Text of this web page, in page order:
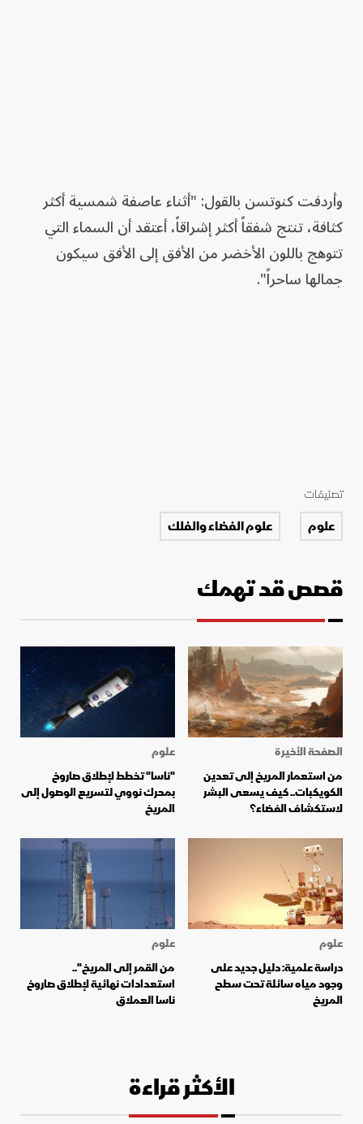
وأردفت كنوتسن بالقول: "أثناء عاصفة شمسية أكثر
كثافة، تنتج شفقاً أكثر إشراقاً، أعتقد أن السماء التي
تتوهج باللون الأخضر من الأفق إلى الأفق سيكون
جمالها ساحراً".
تصنيفات
علوم علوم الفضاء والفلك
قصص قد تهمك
الصفحة الأخيرة
من استعمار المريخ إلى تعدين
الكويكبات.. كيف يسعى البشر
لاستكشاف الفضاء؟
علوم
"ناسا" تخطط لإطلاق صاروخ
بمحرك نووي لتسريع الوصول إلى
المريخ
علوم
دراسة علمية: دليل جديد على
وجود مياه سائلة تحت سطح
المريخ
علوم
من القمر إلى المريخ"..
استعدادات نهائية لإطلاق صاروخ
ناسا العملاق
الأكثر قراءة